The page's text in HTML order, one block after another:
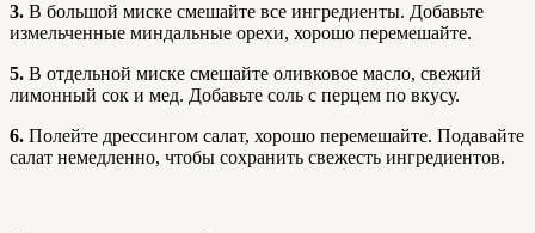
3. В большой миске смешайте все ингредиенты. Добавьте
измельченные миндальные орехи, хорошо перемешайте.
5. В отдельной миске смешайте оливковое масло, свежий
лимонный сок и мед. Добавьте соль с перцем по вкусу.
6. Полейте дрессингом салат, хорошо перемешайте. Подавайте
салат немедленно, чтобы сохранить свежесть ингредиентов.